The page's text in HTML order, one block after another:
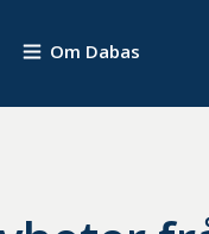
Om Dabas